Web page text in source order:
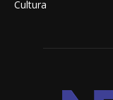
Cultura